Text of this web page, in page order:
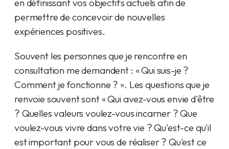
permettre de concevoir de nouvelles
expériences positives.
Souvent les personnes que je rencontre en
consultation me demandent : « Qui suis-je ?
Comment je fonctionne ? ». Les questions que je
renvoie souvent sont « Qui avez-vous envie d'être
? Quelles valeurs voulez-vous incarner ? Que
voulez-vous vivre dans votre vie ? Qu'est-ce qu'il
est important pour vous de réaliser ? Qu'est ce